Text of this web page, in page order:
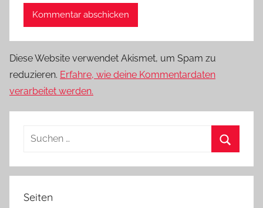
Diese Website verwendet Akismet, um Spam zu
reduzieren. Erfahre, wie deine Kommentardaten
verarbeitet werden.
Suchen
Seiten